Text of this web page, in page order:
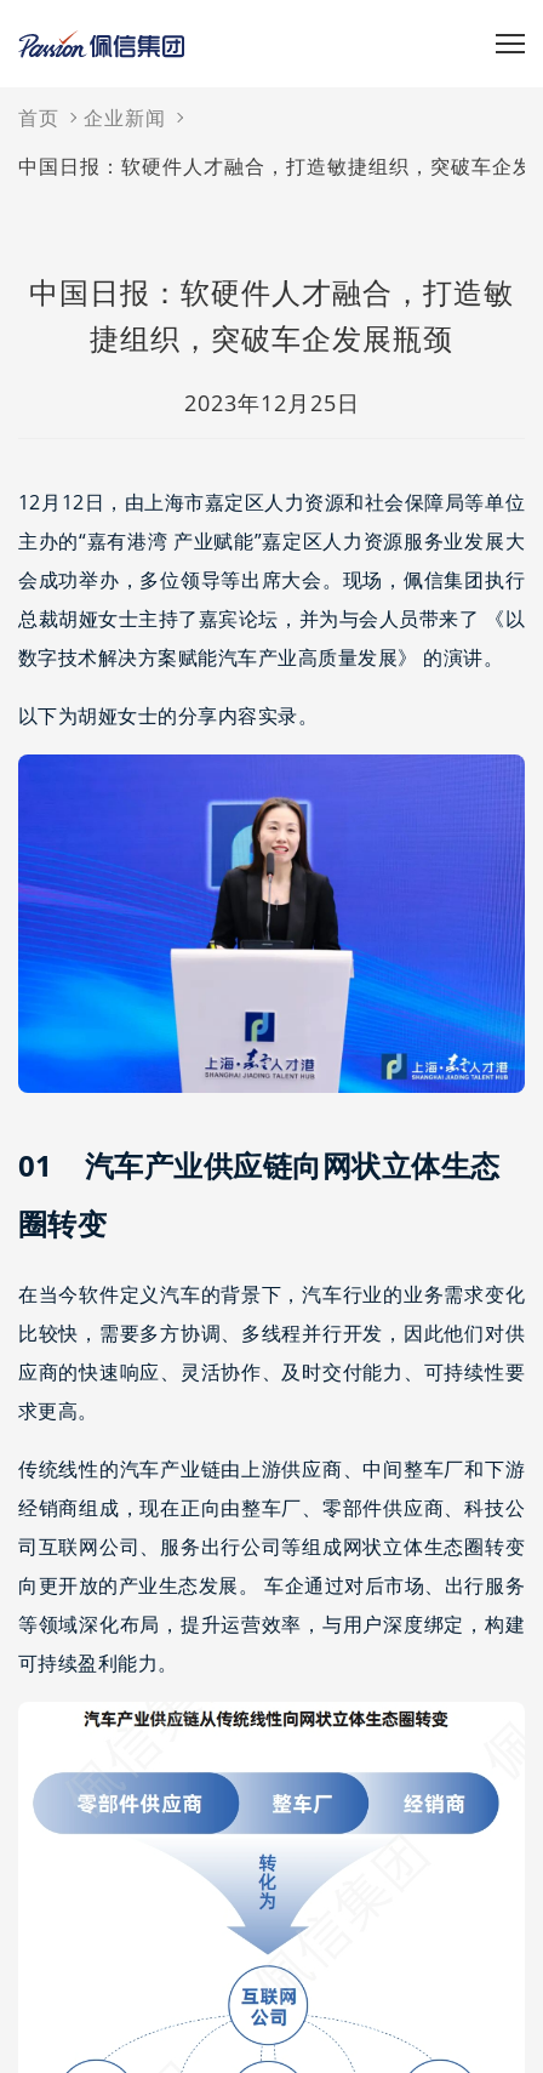
首页
企业新闻
中国日报：软硬件人才融合，打造敏捷组织，突破车企发
中国日报：软硬件人才融合，打造敏
捷组织，突破车企发展瓶颈
2023年12月25日
12月12日，由上海市嘉定区人力资源和社会保障局等单位
主办的“嘉有港湾 产业赋能”嘉定区人力资源服务业发展大
会成功举办，多位领导等出席大会。现场，佩信集团执行
总裁胡娅女士主持了嘉宾论坛，并为与会人员带来了 《以
数字技术解决方案赋能汽车产业高质量发展》 的演讲。
以下为胡娅女士的分享内容实录。
01 汽车产业供应链向网状立体生态
圈转变
在当今软件定义汽车的背景下，汽车行业的业务需求变化
比较快，需要多方协调、多线程并行开发，因此他们对供
应商的快速响应、灵活协作、及时交付能力、可持续性要
求更高。
传统线性的汽车产业链由上游供应商、中间整车厂和下游
经销商组成，现在正向由整车厂、零部件供应商、科技公
司互联网公司、服务出行公司等组成网状立体生态圈转变
向更开放的产业生态发展。 车企通过对后市场、出行服务
等领域深化布局，提升运营效率，与用户深度绑定，构建
可持续盈利能力。